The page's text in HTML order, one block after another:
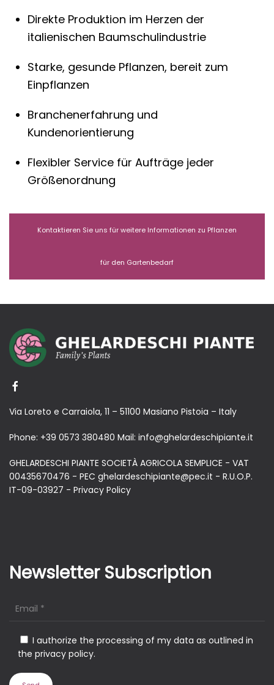
Direkte Produktion im Herzen der
italienischen Baumschulindustrie
Starke, gesunde Pflanzen, bereit zum
Einpflanzen
Branchenerfahrung und
Kundenorientierung
Flexibler Service für Aufträge jeder
Größenordnung
Kontaktieren Sie uns für weitere Informationen zu Pflanzen
für den Gartenbedarf
Via Loreto e Carraiola, 11 – 51100 Masiano Pistoia – Italy
Phone: +39 0573 380480 Mail: info@ghelardeschipiante.it
GHELARDESCHI PIANTE SOCIETÀ AGRICOLA SEMPLICE - VAT
00435670476 - PEC ghelardeschipiante@pec.it - R.U.O.P.
IT-09-03927 - Privacy Policy
Newsletter Subscription
I authorize the processing of my data as outlined in
the privacy policy.